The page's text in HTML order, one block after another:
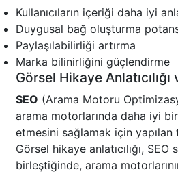
Kullanıcıların içeriği daha iyi
Duygusal bağ oluşturma
Paylaşılabilirliği artırma
Marka bilinirliğini güçlendirme
Görsel Hikaye
SEO (Arama Motoru
arama motorlarında daha iyi
etmesini sağlamak için
Görsel hikaye anlatıcılığı,
birleştiğinde, arama